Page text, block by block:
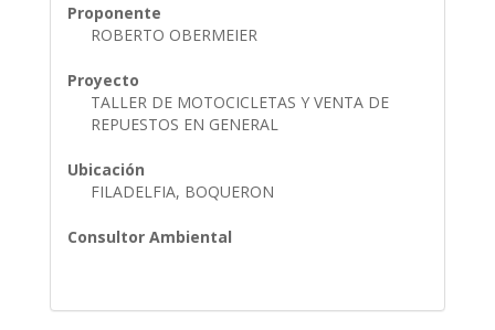
Proponente
ROBERTO OBERMEIER
Proyecto
TALLER DE MOTOCICLETAS Y VENTA DE
REPUESTOS EN GENERAL
Ubicación
FILADELFIA, BOQUERON
Consultor Ambiental